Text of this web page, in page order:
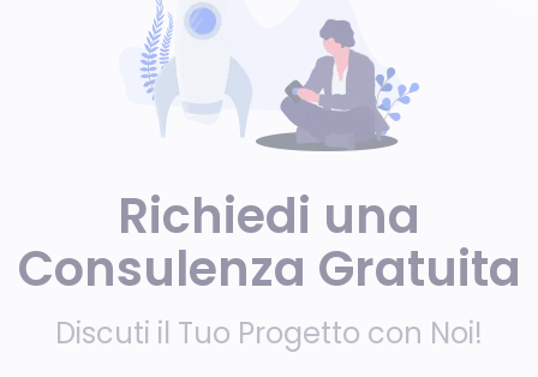
Richiedi una
Consulenza Gratuita
Discuti il Tuo Progetto con Noi!